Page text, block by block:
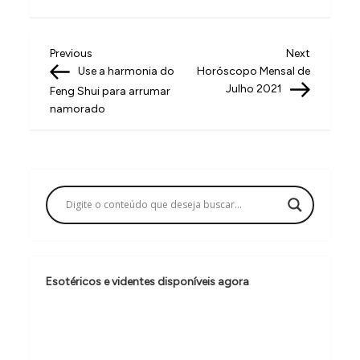
N
a
v
a
ç
o
d
Previous
Post
Previous
Use a harmonia do
Feng Shui para arrumar
namorado
Next
Post
Next
Horóscopo Mensal de
Julho 2021
Esotéricos e videntes disponíveis agora